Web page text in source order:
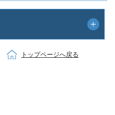
トップページへ戻る